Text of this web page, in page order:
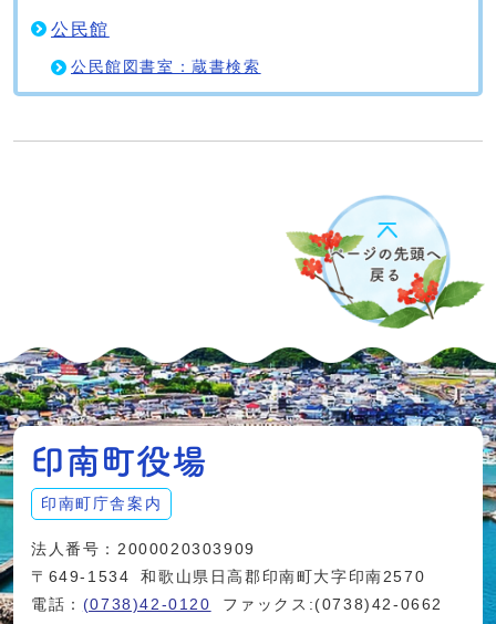
公民館
公民館図書室：蔵書検索
印南町庁舎案内
法人番号：2000020303909
〒649-1534
和歌山県日高郡印南町大字印南2570
電話： (0738)42-0120
ファックス:(0738)42-0662